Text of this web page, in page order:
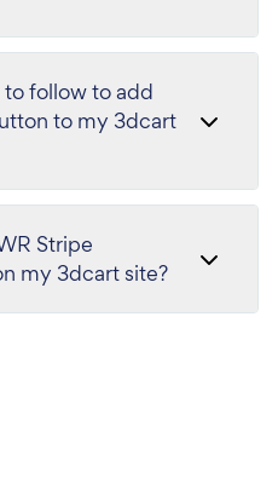
follow to add
to my 3dcart
Stripe
my 3dcart site?